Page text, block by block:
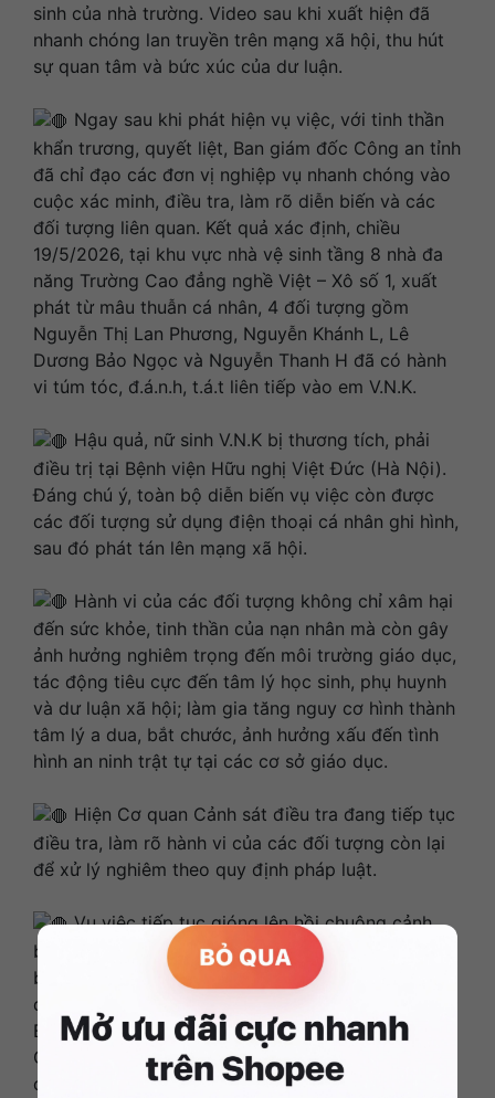
sinh của nhà trường. Video sau khi xuất hiện đã
nhanh chóng lan truyền trên mạng xã hội, thu hút
sự quan tâm và bức xúc của dư luận.
Ngay sau khi phát hiện vụ việc, với tinh thần
khẩn trương, quyết liệt, Ban giám đốc Công an tỉnh
đã chỉ đạo các đơn vị nghiệp vụ nhanh chóng vào
cuộc xác minh, điều tra, làm rõ diễn biến và các
đối tượng liên quan. Kết quả xác định, chiều
19/5/2026, tại khu vực nhà vệ sinh tầng 8 nhà đa
năng Trường Cao đẳng nghề Việt – Xô số 1, xuất
phát từ mâu thuẫn cá nhân, 4 đối tượng gồm
Nguyễn Thị Lan Phương, Nguyễn Khánh L, Lê
Dương Bảo Ngọc và Nguyễn Thanh H đã có hành
vi túm tóc, đ.á.n.h, t.á.t liên tiếp vào em V.N.K.
Hậu quả, nữ sinh V.N.K bị thương tích, phải
điều trị tại Bệnh viện Hữu nghị Việt Đức (Hà Nội).
Đáng chú ý, toàn bộ diễn biến vụ việc còn được
các đối tượng sử dụng điện thoại cá nhân ghi hình,
sau đó phát tán lên mạng xã hội.
Hành vi của các đối tượng không chỉ xâm hại
đến sức khỏe, tinh thần của nạn nhân mà còn gây
ảnh hưởng nghiêm trọng đến môi trường giáo dục,
tác động tiêu cực đến tâm lý học sinh, phụ huynh
và dư luận xã hội; làm gia tăng nguy cơ hình thành
tâm lý a dua, bắt chước, ảnh hưởng xấu đến tình
hình an ninh trật tự tại các cơ sở giáo dục.
Hiện Cơ quan Cảnh sát điều tra đang tiếp tục
điều tra, làm rõ hành vi của các đối tượng còn lại
để xử lý nghiêm theo quy định pháp luật.
Vụ việc tiếp tục gióng lên hồi chuông cảnh
báo về tình trạng bạo lực học đường với những
biểu hiện ngày càng phức tạp, manh động và bị
đẩy xa hơn bởi sự cổ súy trên không gian mạng.
Bên cạnh sự vào cuộc quyết liệt của lực lượng
Công an trong công tác phát hiện, xử lý nghiêm
các hành vi vi phạm, cần sự phối hợp chặt chẽ của